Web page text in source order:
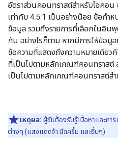
อัตราส่วนคอนทราสต์สำหรับไอคอ
เท่ากับ 4.5:1 เป็นอย่างน้อย ข้อกำ
ข้อมูล รวมถึงรายการที่เลือกในอิ
กัน อย่างไรก็ตาม หากมีการให้ข้อมู
ข้อความที่แสดงถึงความหมายเดียว
ที่เป็นไปตามหลักเกณฑ์คอนทราสต์
เป็นไปตามหลักเกณฑ์คอนทราสต์ส
เหตุผล: ผู้ขับต้องรับรู้เนื้อหาและกา
ต่างๆ (แสงแดดจ้า มืดครึ้ม และอื่นๆ)